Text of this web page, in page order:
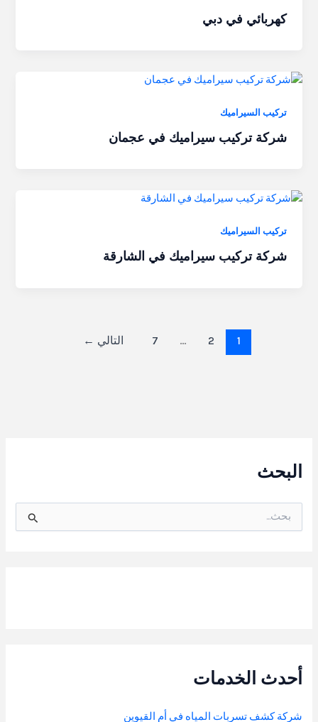
كهربائي في دبي
تركيب السيراميك
شركة تركيب سيراميك في عجمان
تركيب السيراميك
شركة تركيب سيراميك في الشارقة
1
2
…
7 التالي ←
البحث
أحدث الخدمات
شركة كشف تسربات المياه في أم القيوين